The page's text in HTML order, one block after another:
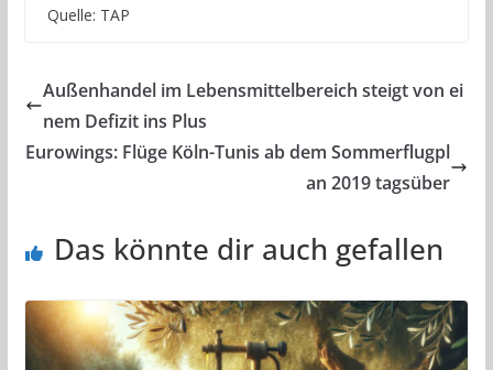
Quelle: TAP
Außenhandel im Lebensmittelbereich steigt von ei
nem Defizit ins Plus
Eurowings: Flüge Köln-Tunis ab dem Sommerflugpl
an 2019 tagsüber
Das könnte dir auch gefallen